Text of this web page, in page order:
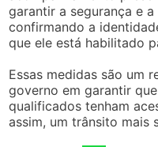
garantir a segurança e
confirmando a
que ele está habilitado
Essas medidas são um
governo em garantir
qualificados tenham
assim, um trânsito mais